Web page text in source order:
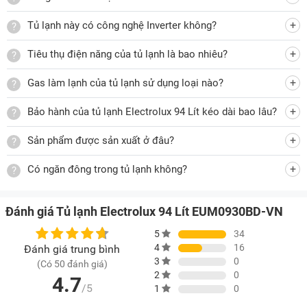
Thoải mái để chai lọ với kích thước lớn nhỏ khác nhau
Người dùng có thể tận dụng các khay chứa ở cánh tủ để dễ
dàng sắp xếp chai lọ với kích thước lớn nhỏ khác nhau vô
cùng thuận tiện, đảm bảo tủ lạnh luôn ngăn nắp, gọn gàng.
Hệ thống khay bằng kính chịu lực bền, đẹp
Dung tích tủ lạnh Electrolux EUM0930BD VN chỉ 94 lít nhưng
sắp xếp, phân loại thực phẩm. Cánh tủ cũng được tối ưu để
đựng thêm thực phẩm tăng diện tích lưu trữ. Bên trong có hệ
thống đèn LED cho bạn lấy thực phẩm dễ dàng hơn. Ngoài
ra, tủ còn được trang bị thêm 1 ngăn đông nhỏ để làm đá rất
tiện lợi.
Tủ lạnh này có công nghệ Inverter không?
Tiêu thụ điện năng của tủ lạnh là bao nhiêu?
Gas làm lạnh của tủ lạnh sử dụng loại nào?
Bảo hành của tủ lạnh Electrolux 94 Lít kéo dài bao lâu?
Sản phẩm được sản xuất ở đâu?
Có ngăn đông trong tủ lạnh không?
Đánh giá Tủ lạnh Electrolux 94 Lít EUM0930BD-VN
Đánh giá trung bình
(Có 50 đánh giá)
4.7/5
5
34
4
16
3
0
2
0
1
0